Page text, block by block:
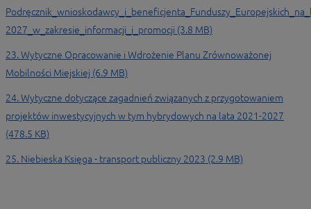
2027_w_zakresie_informacji_i_promocji (3.8 MB)
23. Wytyczne Opracowanie i Wdrożenie Planu Zrównoważonej
Mobilności Miejskiej (6.9 MB)
24. Wytyczne dotyczące zagadnień związanych z przygotowaniem
projektów inwestycyjnych w tym hybrydowych na lata 2021-2027
(478.5 KB)
25. Niebieska Księga - transport publiczny 2023 (2.9 MB)